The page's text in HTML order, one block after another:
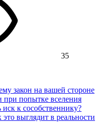
35
закон на вашей стороне
попытке вселения
к сособственнику?
выглядит в реальности